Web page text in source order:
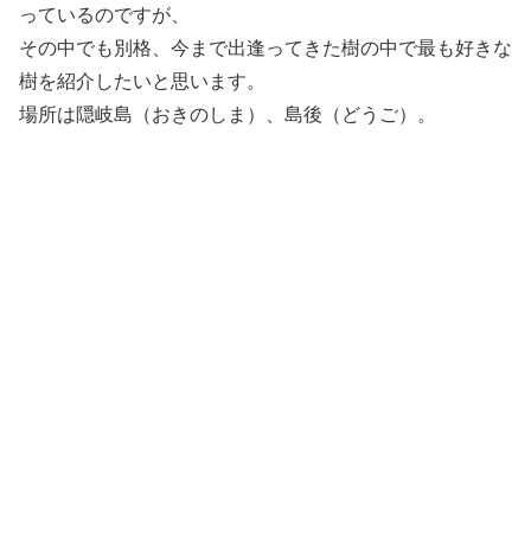
っているのですが、
その中でも別格、今まで出逢ってきた樹の中で最も好きな
樹を紹介したいと思います。
場所は隠岐島（おきのしま）、島後（どうご）。